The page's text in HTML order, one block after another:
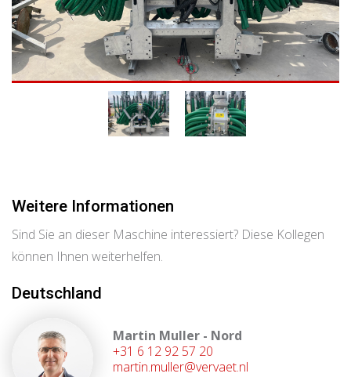
Weitere Informationen
Sind Sie an dieser Maschine interessiert? Diese Kollegen
können Ihnen weiterhelfen.
Deutschland
Martin Muller - Nord
+31 6 12 92 57 20
martin.muller@vervaet.nl